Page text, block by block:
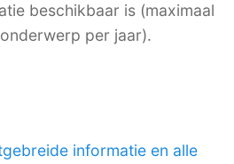
beschikbaar is (maximaal
per jaar).
informatie en alle